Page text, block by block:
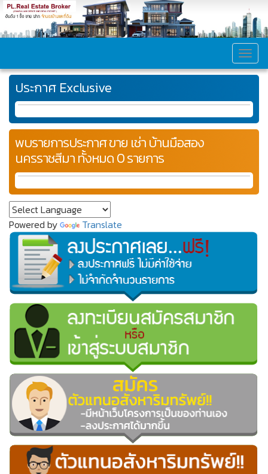
MENU
ประกาศ Exclusive
พบรายการประกาศ ขาย เช่า บ้านมือสอง
นครราชสีมา ทั้งหมด 0 รายการ
Powered by Translate